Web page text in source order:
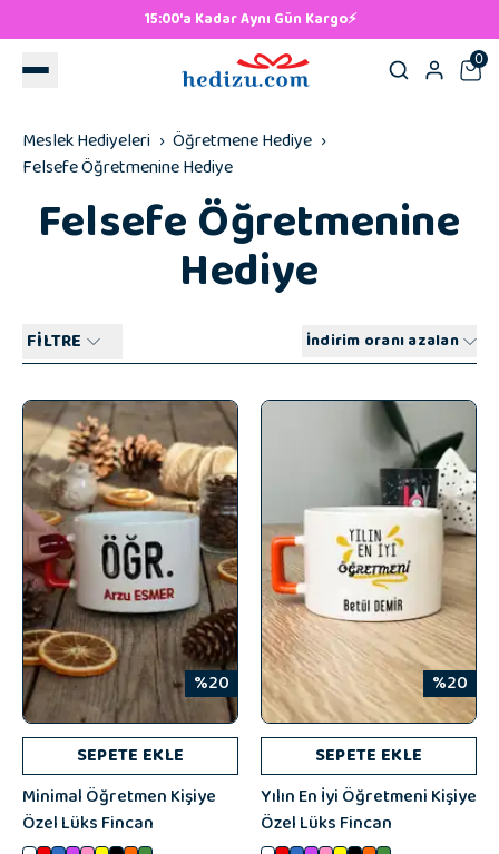
15:00'a Kadar Aynı Gün Kargo⚡
0
Meslek Hediyeleri
Öğretmene Hediye
Felsefe Öğretmenine Hediye
Felsefe Öğretmenine
Hediye
FİLTRE İndirim oranı azalan
%20
SEPETE EKLE
Minimal Öğretmen Kişiye
Özel Lüks Fincan
%20
SEPETE EKLE
Yılın En İyi Öğretmeni Kişiye
Özel Lüks Fincan